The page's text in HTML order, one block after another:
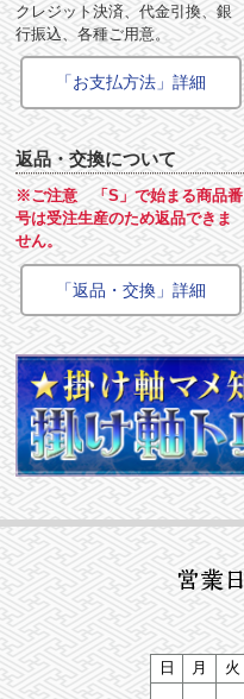
クレジット決済、代金引換、銀
行振込、各種ご用意。
「お支払方法」詳細
返品・交換について
※ご注意 「S」で始まる商品番
号は受注生産のため返品できま
せん。
「返品・交換」詳細